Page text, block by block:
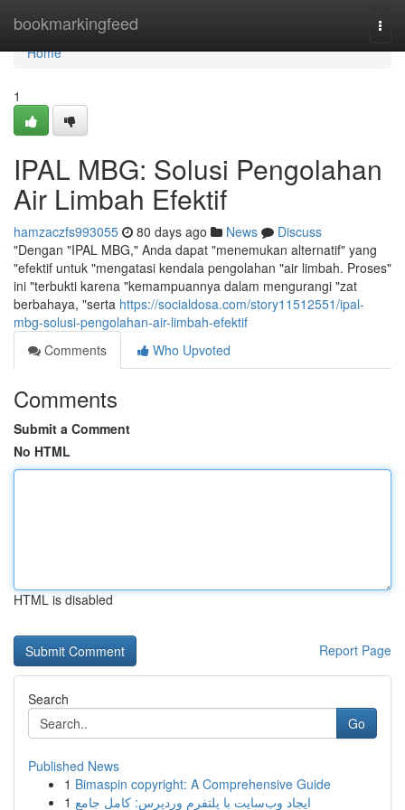
bookmarkingfeed
Home
Home
1
IPAL MBG: Solusi Pengolahan
Air Limbah Efektif
hamzaczfs993055 80 days ago News
Discuss
"Dengan "IPAL MBG," Anda dapat "menemukan alternatif" yang
"efektif untuk "mengatasi kendala pengolahan "air limbah. Proses"
ini "terbukti karena "kemampuannya dalam mengurangi "zat
berbahaya, "serta https://socialdosa.com/story11512551/ipal-
mbg-solusi-pengolahan-air-limbah-efektif
Comments
Who Upvoted
Comments
Submit a Comment
No HTML
HTML is disabled
Report Page
Search
Go
Published News
1 Bimaspin copyright: A Comprehensive Guide
1 ایجاد وب‌سایت با پلتفرم وردپرس: کامل جامع